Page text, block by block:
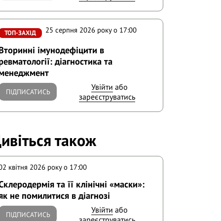
ТОП-ЗАХІД 25 серпня 2026 року o 17:00
імунодефіцити в
діагностика та
ПІДПИСАТИСЬ Увійти або
зареєструватись
також
квітня 2026 року o 17:00
та її клінічні «маски»:
не помилитися в діагнозі
ПІДПИСАТИСЬ Увійти або